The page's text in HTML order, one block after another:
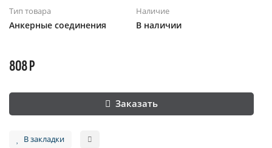
Тип товара
Анкерные соединения
Наличие
В наличии
808 Р
Заказать
В закладки